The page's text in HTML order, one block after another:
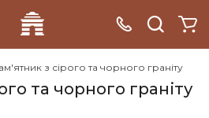
з сірого та чорного граніту
та чорного граніту